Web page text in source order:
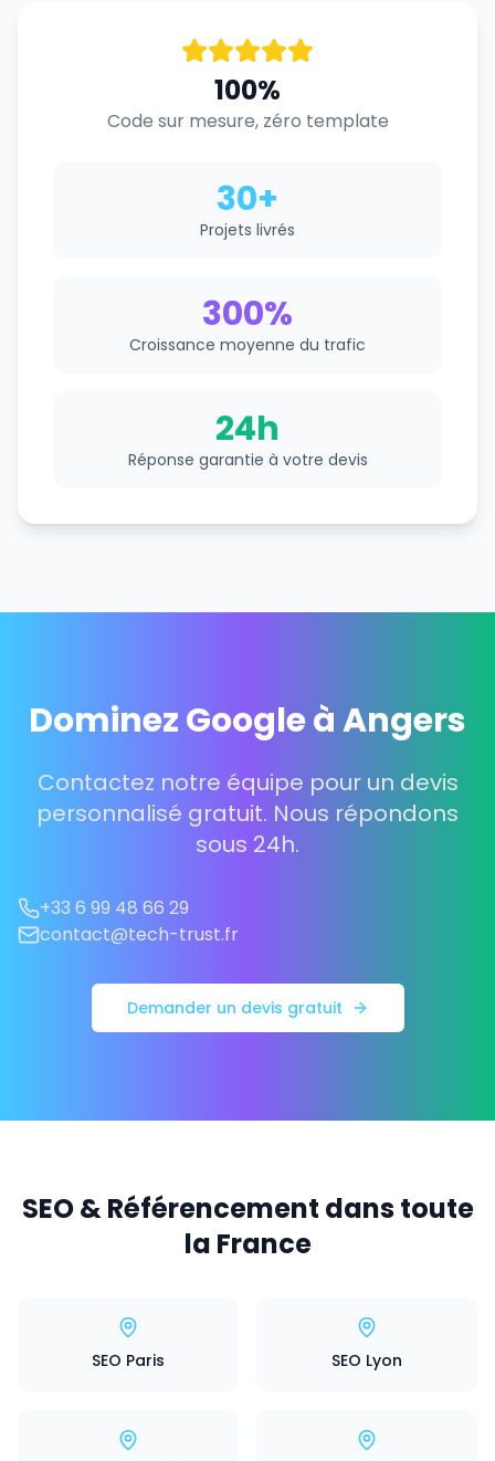
100%
Code sur mesure, zéro template
30+
Projets livrés
300%
Croissance moyenne du trafic
24h
Réponse garantie à votre devis
Dominez Google à Angers
Contactez notre équipe pour un devis
personnalisé gratuit. Nous répondons
sous 24h.
+33 6 99 48 66 29
contact@tech-trust.fr
Demander un devis gratuit
SEO & Référencement dans toute
la France
SEO Paris SEO Lyon